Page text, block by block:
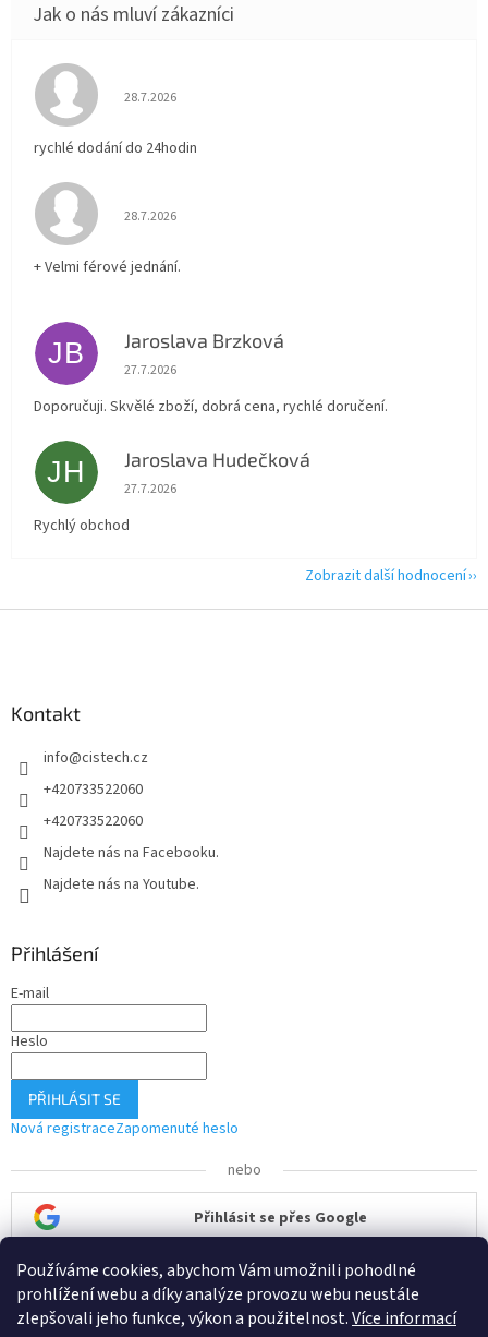
Používáme cookies, abychom Vám umožnili pohodlné
prohlížení webu a díky analýze provozu webu neustále
zlepšovali jeho funkce, výkon a použitelnost.Více informací
Hodnocení obchodu je 5 z 5 hvězdiček.
28.7.2026
rychlé dodání do 24hodin
Hodnocení obchodu je 5 z 5 hvězdiček.
28.7.2026
+ Velmi férové jednání.
JB Jaroslava Brzková
Hodnocení obchodu je 5 z 5 hvězdiček.
27.7.2026
Doporučuji. Skvělé zboží, dobrá cena, rychlé doručení.
JH Jaroslava Hudečková
Hodnocení obchodu je 5 z 5 hvězdiček.
27.7.2026
Rychlý obchod
Zobrazit další hodnocení
Kontakt
info@cistech.cz
+420733522060
+420733522060
Najdete nás na Facebooku.
Najdete nás na Youtube.
Přihlášení
E-mail
Heslo
PŘIHLÁSIT SE
Nová registraceZapomenuté heslo
nebo
Přihlásit se přes Google
Přihlásit se přes Seznam